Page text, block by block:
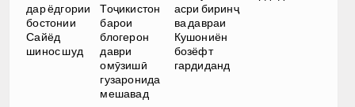
дар ёдгории
бостонии
Сайёд
шинос шуд
Тоҷикистон
барои
блогерон
даври
омӯзишӣ
гузаронида
мешавад
асри биринҷ
ва давраи
Кушониён
бозёфт
гардиданд